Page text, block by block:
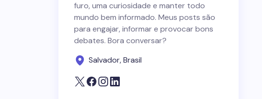
furo, uma curiosidade e manter todo
mundo bem informado. Meus posts são
para engajar, informar e provocar bons
debates. Bora conversar?
Salvador, Brasil